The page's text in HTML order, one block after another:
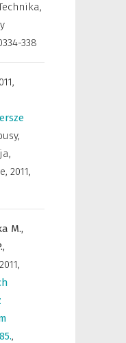
338
,
, 2011,
M.,
2011,
,